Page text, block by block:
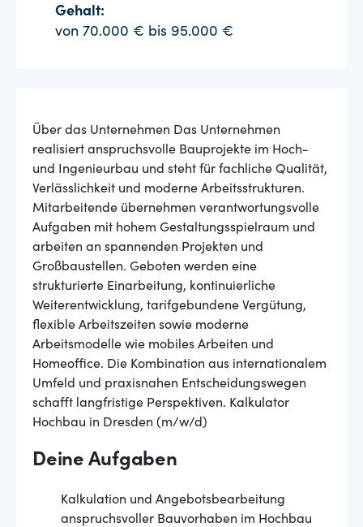
Gehalt:
von 70.000 € bis 95.000 €
Über das Unternehmen Das Unternehmen
realisiert anspruchsvolle Bauprojekte im Hoch-
und Ingenieurbau und steht für fachliche Qualität,
Verlässlichkeit und moderne Arbeitsstrukturen.
Mitarbeitende übernehmen verantwortungsvolle
Aufgaben mit hohem Gestaltungsspielraum und
arbeiten an spannenden Projekten und
Großbaustellen. Geboten werden eine
strukturierte Einarbeitung, kontinuierliche
Weiterentwicklung, tarifgebundene Vergütung,
flexible Arbeitszeiten sowie moderne
Arbeitsmodelle wie mobiles Arbeiten und
Homeoffice. Die Kombination aus internationalem
Umfeld und praxisnahen Entscheidungswegen
schafft langfristige Perspektiven. Kalkulator
Hochbau in Dresden (m/w/d)
Deine Aufgaben
Kalkulation und Angebotsbearbeitung
anspruchsvoller Bauvorhaben im Hochbau